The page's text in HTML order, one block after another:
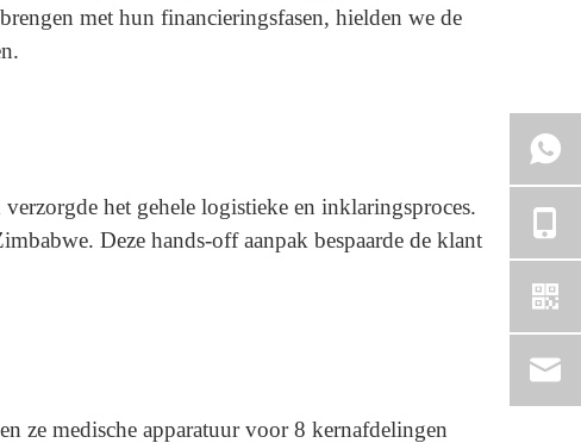
met hun financieringsfasen, hielden we de
het gehele logistieke en inklaringsproces.
Deze hands-off aanpak bespaarde de klant
ze medische apparatuur voor 8 kernafdelingen